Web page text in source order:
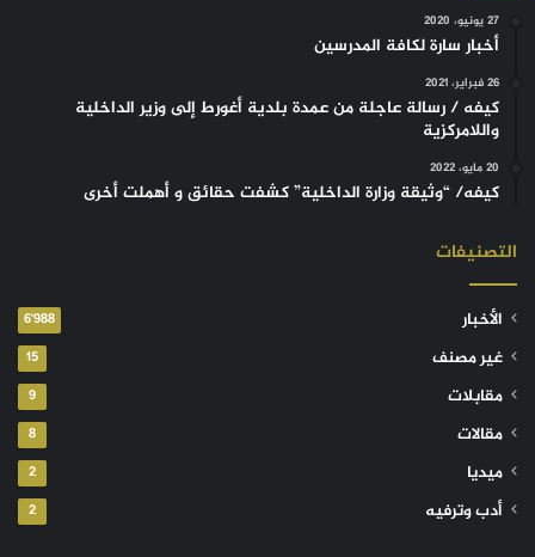
27 يونيو، 2020
أخبار سارة لكافة المدرسين
26 فبراير، 2021
كيفه / رسالة عاجلة من عمدة بلدية أغورط إلى وزير الداخلية
واللامركزية
20 مايو، 2022
كيفه/ “وثيقة وزارة الداخلية” كشفت حقائق و أهملت أخرى
التصنيفات
الأخبار 6٬988
غير مصنف 15
مقابلات 9
مقالات 8
ميديا 2
أدب وترفيه 2